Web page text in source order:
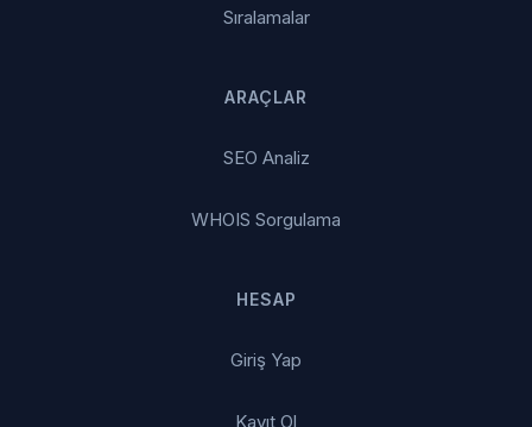
Sıralamalar
ARAÇLAR
SEO Analiz
WHOIS Sorgulama
HESAP
Giriş Yap
Kayıt Ol